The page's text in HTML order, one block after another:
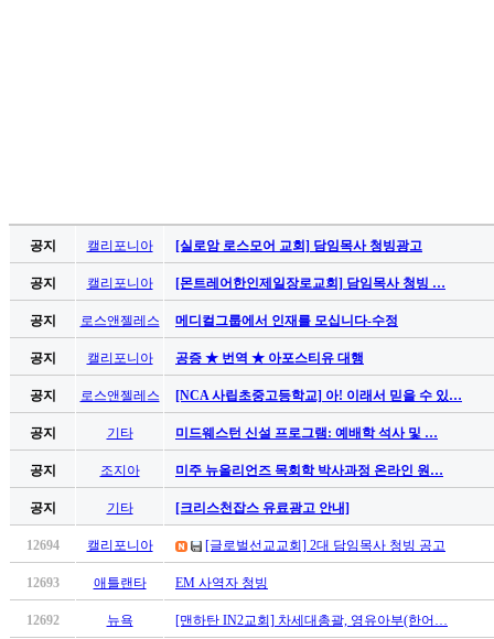
임
절
뉴
제
이
공지 캘리포니아 [실로암 로스모어 교회] 담임목사 청빙광고
공지 캘리포니아 [몬트레어한인제일장로교회] 담임목사 청빙 …
공지 로스앤젤레스 메디컬그룹에서 인재를 모십니다-수정
공지 캘리포니아 공증 ★ 번역 ★ 아포스티유 대행
공지 로스앤젤레스 [NCA 사립초중고등학교] 아! 이래서 믿을 수 있…
공지 기타 미드웨스턴 신설 프로그램: 예배학 석사 및 …
공지 조지아 미주 뉴올리언즈 목회학 박사과정 온라인 원…
공지 기타 [크리스천잡스 유료광고 안내]
12694 캘리포니아 [글로벌선교교회] 2대 담임목사 청빙 공고
12693 애틀랜타 EM 사역자 청빙
12692 뉴욕 [맨하탄 IN2교회] 차세대총괄, 영유아부(한어…